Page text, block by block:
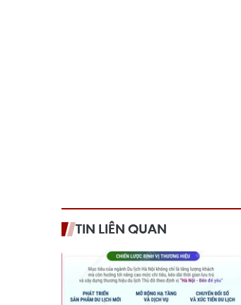
TIN LIÊN QUAN